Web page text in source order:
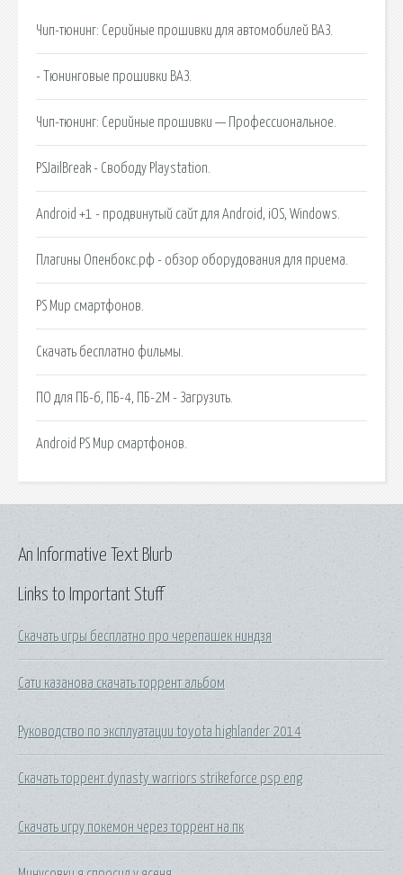
Чип-тюнинг: Серийные прошивки для автомобилей ВАЗ.
- Тюнинговые прошивки ВАЗ.
Чип-тюнинг: Серийные прошивки — Профессиональное.
PSJailBreak - Cвободу Playstation.
Android +1 - продвинутый сайт для Android, iOS, Windows.
Плагины Опенбокс.рф - обзор оборудования для приема.
PS Мир смартфонов.
Скачать бесплатно фильмы.
ПО для ПБ-6, ПБ-4, ПБ-2М - Загрузить.
Android PS Мир смартфонов.
Links to Important Stuff
Скачать игры бесплатно про черепашек ниндзя
Сати казанова скачать торрент альбом
Руководство по эксплуатации toyota highlander 2014
Скачать торрент dynasty warriors strikeforce psp eng
Скачать игру покемон через торрент на пк
An Informative Text Blurb